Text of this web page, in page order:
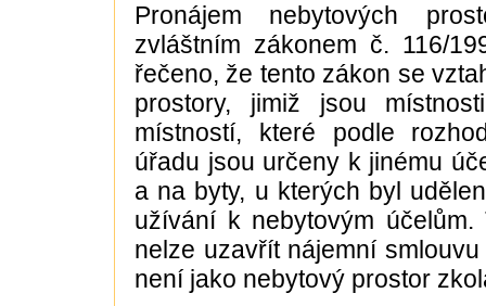
Pronájem nebytových
zvláštním zákonem č. 116/
řečeno, že tento zákon se
prostory, jimiž jsou
místností, které podle
úřadu jsou určeny k jinému
a na byty, u kterých byl
užívání k nebytovým účelům.
nelze uzavřít nájemní
není jako nebytový prostor